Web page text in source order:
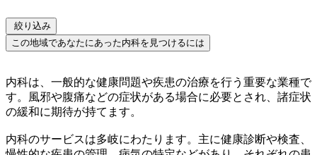
絞り込み
この地域であなたにあった内科を見つけるには
内科は、一般的な健康問題や疾患の治療を行う重要な業種で
す。風邪や腹痛などの症状がある場合に必要とされ、諸症状
の緩和に期待が持てます。
内科のサービスは多岐にわたります。主に健康診断や検査、